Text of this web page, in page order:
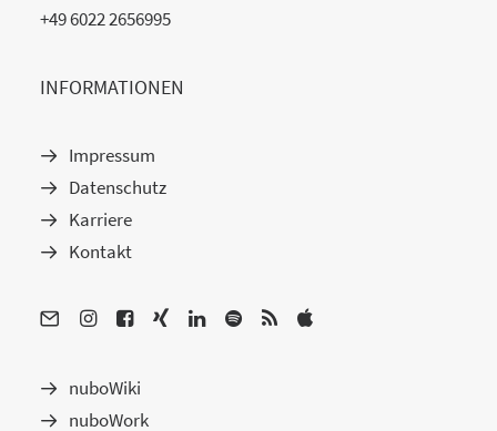
+49 6022 2656995
INFORMATIONEN
Impressum
Datenschutz
Karriere
Kontakt
nuboWiki
nuboWork